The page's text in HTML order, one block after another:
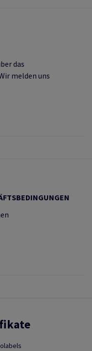
das
melden uns